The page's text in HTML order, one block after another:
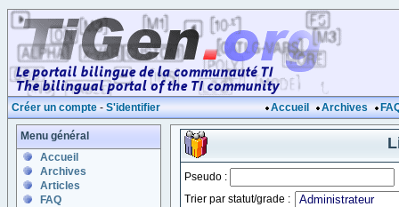
Créer un compte - S'identifier Accueil Archives
Menu général
Accueil
Archives
Articles
FAQ
Pseudo :
Trier par statut/grade :